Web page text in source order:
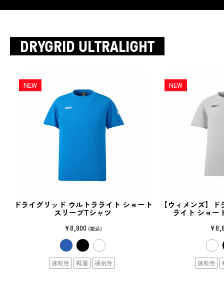
DRYGRID ULTRALIGHT
ドライグリッド ウルトラライト ショート
スリーブTシャツ
¥8,800 (税込)
速乾性 軽量 通気性
【ウィメンズ】
ライト ショー
速乾性